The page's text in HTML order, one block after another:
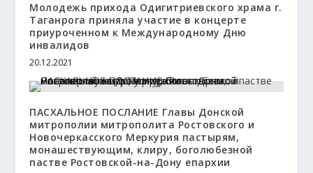
Молодежь прихода Одигитриевского храма г.
Таганрога приняла участие в концерте
приуроченном к Международному Дню
инвалидов
20.12.2021
ПАСХАЛЬНОЕ ПОСЛАНИЕ Главы Донской
митрополии митрополита Ростовского и
Новочеркасского Меркурия пастырям,
монашествующим, клиру, боголюбезной
пастве Ростовской-на-Дону епархии